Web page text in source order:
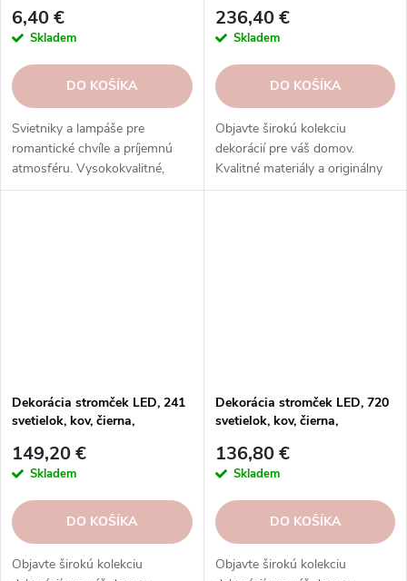
6,40 €
Skladem
DO KOŠÍKA
Svietniky a lampáše pre
romantické chvíle a príjemnú
atmosféru. Vysokokvalitné,
bezpečné a estetické. Skvelý
236,40 €
Skladem
DO KOŠÍKA
Objavte širokú kolekciu
dekorácií pre váš domov.
Kvalitné materiály a originálny
dizajn. Inšpirujte sa v našom e-
Dekorácia stromček LED, 241
svetielok, kov, čierna,
149,20 €
Skladem
DO KOŠÍKA
Objavte širokú kolekciu
Dekorácia stromček LED, 720
svetielok, kov, čierna,
136,80 €
Skladem
DO KOŠÍKA
Objavte širokú kolekciu